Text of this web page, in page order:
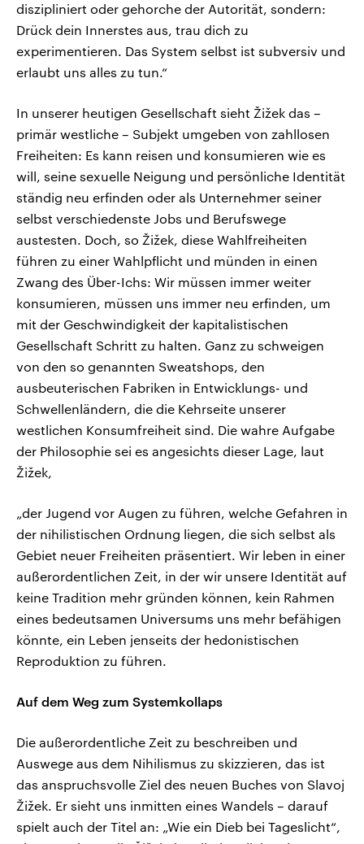
diszipliniert oder gehorche der Autorität, sondern:
Drück dein Innerstes aus, trau dich zu
experimentieren. Das System selbst ist subversiv und
erlaubt uns alles zu tun.“
In unserer heutigen Gesellschaft sieht Žižek das –
primär westliche – Subjekt umgeben von zahllosen
Freiheiten: Es kann reisen und konsumieren wie es
will, seine sexuelle Neigung und persönliche Identität
ständig neu erfinden oder als Unternehmer seiner
selbst verschiedenste Jobs und Berufswege
austesten. Doch, so Žižek, diese Wahlfreiheiten
führen zu einer Wahlpflicht und münden in einen
Zwang des Über-Ichs: Wir müssen immer weiter
konsumieren, müssen uns immer neu erfinden, um
mit der Geschwindigkeit der kapitalistischen
Gesellschaft Schritt zu halten. Ganz zu schweigen
von den so genannten Sweatshops, den
ausbeuterischen Fabriken in Entwicklungs- und
Schwellenländern, die die Kehrseite unserer
westlichen Konsumfreiheit sind. Die wahre Aufgabe
der Philosophie sei es angesichts dieser Lage, laut
Žižek,
„der Jugend vor Augen zu führen, welche Gefahren in
der nihilistischen Ordnung liegen, die sich selbst als
Gebiet neuer Freiheiten präsentiert. Wir leben in einer
außerordentlichen Zeit, in der wir unsere Identität auf
keine Tradition mehr gründen können, kein Rahmen
eines bedeutsamen Universums uns mehr befähigen
könnte, ein Leben jenseits der hedonistischen
Reproduktion zu führen.
Auf dem Weg zum Systemkollaps
Die außerordentliche Zeit zu beschreiben und
Auswege aus dem Nihilismus zu skizzieren, das ist
das anspruchsvolle Ziel des neuen Buches von Slavoj
Žižek. Er sieht uns inmitten eines Wandels – darauf
spielt auch der Titel an: „Wie ein Dieb bei Tageslicht“,